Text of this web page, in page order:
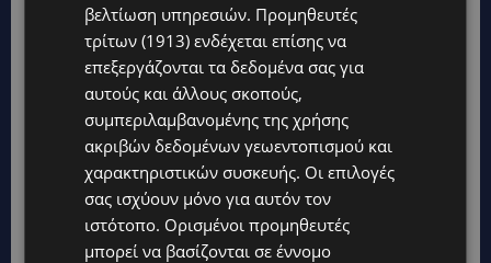
βελτίωση υπηρεσιών. Προμηθευτές
τρίτων (1913) ενδέχεται επίσης να
επεξεργάζονται τα δεδομένα σας για
αυτούς και άλλους σκοπούς,
συμπεριλαμβανομένης της χρήσης
ακριβών δεδομένων γεωεντοπισμού και
χαρακτηριστικών συσκευής. Οι επιλογές
σας ισχύουν μόνο για αυτόν τον
ιστότοπο. Ορισμένοι προμηθευτές
μπορεί να βασίζονται σε έννομο